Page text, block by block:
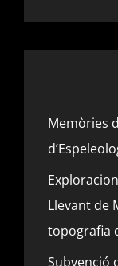
Memòries
Llevant de
topografia
Subvenció